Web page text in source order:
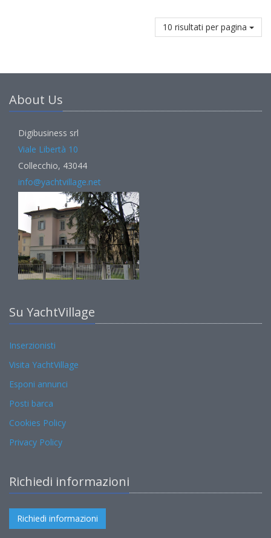
10 risultati per pagina
About Us
Digibusiness srl
Viale Libertà 10
Collecchio, 43044
info@yachtvillage.net
Su YachtVillage
Inserzionisti
Visita YachtVillage
Esponi annunci
Posti barca
Cookies Policy
Privacy Policy
Richiedi informazioni
Richiedi informazioni